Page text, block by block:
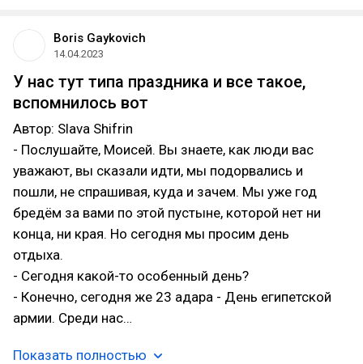
Boris Gaykovich
14.04.2023
У нас тут типа праздника и все такое,
вспомнилось вот
Автор: Slava Shifrin
- Послушайте, Моисей. Вы знаете, как люди вас
уважают, вы сказали идти, мы подорвались и
пошли, не спрашивая, куда и зачем. Мы уже год
бредём за вами по этой пустыне, которой нет ни
конца, ни края. Но сегодня мы просим день
отдыха.
- Сегодня какой-то особенный день?
- Конечно, сегодня же 23 адара - День египетской
армии. Среди нас…
Показать полностью